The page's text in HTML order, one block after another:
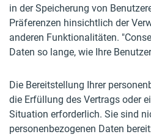
in der Speicherung von
Präferenzen hinsichtlich der
anderen Funktionalitäten.
Daten so lange, wie Ihre
Die Bereitstellung Ihrer
die Erfüllung des Vertrags oder
Situation erforderlich. Sie sind
personenbezogenen Daten